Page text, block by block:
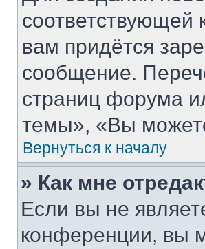
вам придётся
сообщение.
страниц форума
темы», «Вы
Вернуться к началу
» Как мне
Если вы не
конференции, вы